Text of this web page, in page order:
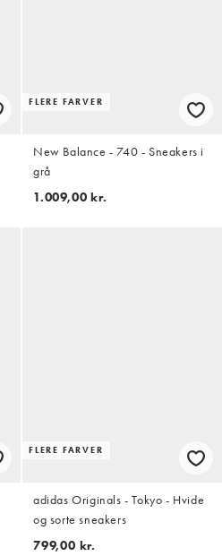
FLERE FARVER
New Balance - 740 - Sneakers i
grå
1.009,00 kr.
FLERE FARVER
adidas Originals - Tokyo - Hvide
og sorte sneakers
799,00 kr.